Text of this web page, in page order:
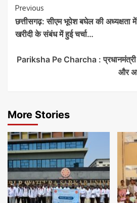
Post
Navigation
Previous
छत्तीसगढ़: सीएम भूपेश बघेल की अध्यक्षता
खरीदी के संबंध में हुई चर्चा…
Pariksha Pe Charcha : प्रधानमंत्री
और
More Stories